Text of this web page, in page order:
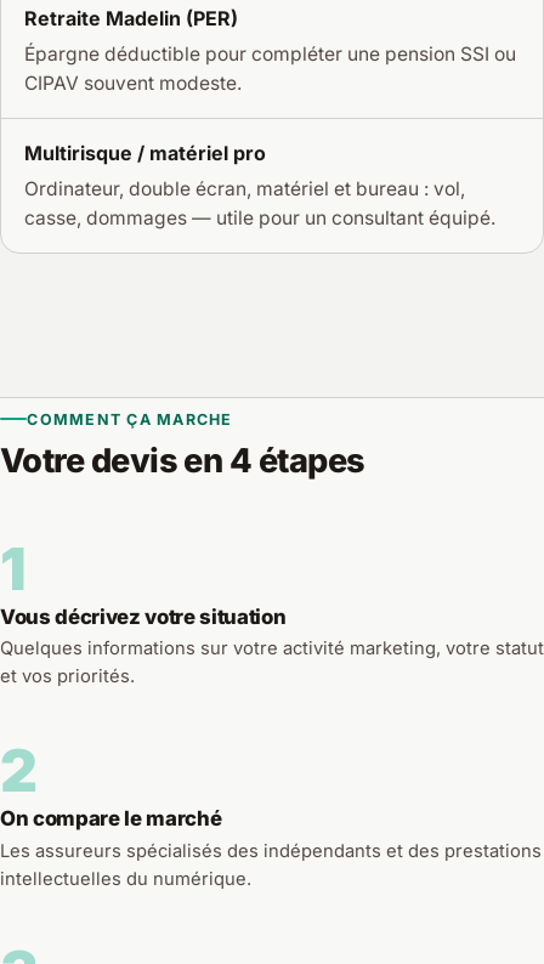
Retraite Madelin (PER)
Épargne déductible pour compléter une pension SSI ou
CIPAV souvent modeste.
Multirisque / matériel pro
Ordinateur, double écran, matériel et bureau : vol,
casse, dommages — utile pour un consultant équipé.
COMMENT ÇA MARCHE
Votre devis en 4 étapes
1
Vous décrivez votre situation
Quelques informations sur votre activité marketing, votre statut
et vos priorités.
2
On compare le marché
Les assureurs spécialisés des indépendants et des prestations
intellectuelles du numérique.